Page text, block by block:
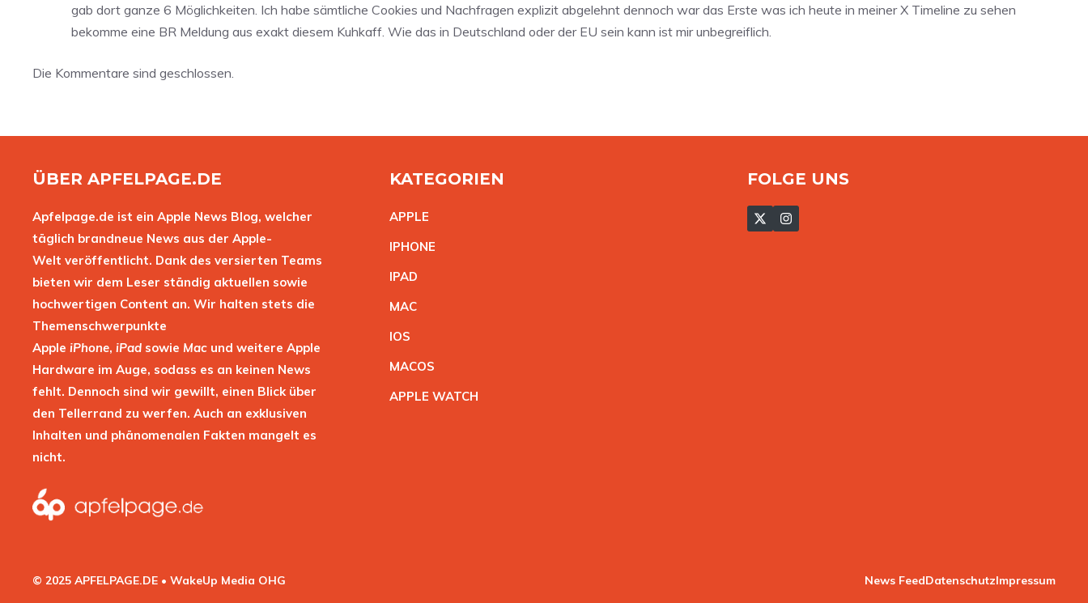
gab dort ganze 6 Möglichkeiten. Ich habe sämtliche Cookies und Nachfragen explizit abgelehnt dennoch war das Erste was ich heute in meiner X Timeline zu sehen
bekomme eine BR Meldung aus exakt diesem Kuhkaff. Wie das in Deutschland oder der EU sein kann ist mir unbegreiflich.
Die Kommentare sind geschlossen.
ÜBER APFELPAGE.DE
Apfelpage.de ist ein Apple News Blog, welcher
täglich brandneue News aus der Apple-
Welt veröffentlicht. Dank des versierten Teams
bieten wir dem Leser ständig aktuellen sowie
hochwertigen Content an. Wir halten stets die
Themenschwerpunkte
Apple iPhone, iPad sowie Mac und weitere Apple
Hardware im Auge, sodass es an keinen News
fehlt. Dennoch sind wir gewillt, einen Blick über
den Tellerrand zu werfen. Auch an exklusiven
Inhalten und phänomenalen Fakten mangelt es
nicht.
KATEGORIEN
APPLE
IPHONE
IPAD
MAC
IOS
MACOS
APPLE WATCH
FOLGE UNS
© 2025 APFELPAGE.DE • WakeUp Media OHG News FeedDatenschutzImpressum